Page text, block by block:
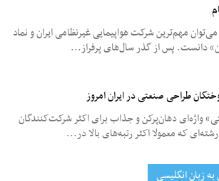
مهم‌ترین شرکت هواپیمایی غیرنظامی‌ ایران و نماد
دانست. پس از گذر سال‌های پرفراز...
طراحی صنعتی در ایران امروز
واژه‌ای دهان‌پرکن و جذاب برای اکثر شرکت‌کنندگان
که معمولا اکثر رتبه‌های بالا در...
زبان انگلیسی